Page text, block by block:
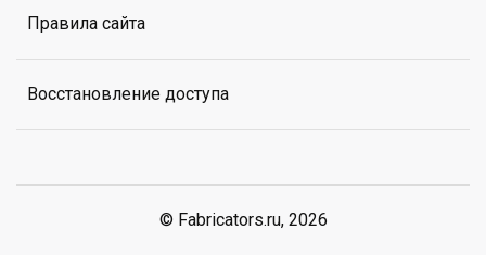
Правила сайта
Восстановление доступа
© Fabricators.ru, 2026